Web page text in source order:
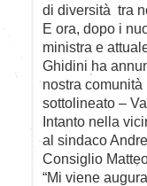
di diversità tra
E ora, dopo i
ministra e
Ghidini ha
nostra
sottolineato –
Intanto nella
al sindaco
Consiglio
“Mi viene